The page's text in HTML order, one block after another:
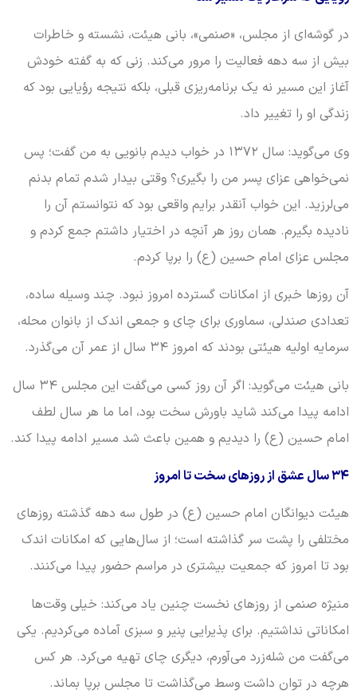
در گوشه‌ای از مجلس، «صنمی»، بانی هیئت، نشسته و خاطرات
بیش از سه دهه فعالیت را مرور می‌کند. زنی که به گفته خودش
آغاز این مسیر نه یک برنامه‌ریزی قبلی، بلکه نتیجه رؤیایی بود که
زندگی او را تغییر داد.
وی می‌گوید: سال ۱۳۷۲ در خواب دیدم بانویی به من گفت؛ پس
نمی‌خواهی عزای پسر من را بگیری؟ وقتی بیدار شدم تمام بدنم
می‌لرزید. این خواب آنقدر برایم واقعی بود که نتوانستم آن را
نادیده بگیرم. همان روز هر آنچه در اختیار داشتم جمع کردم و
مجلس عزای امام حسین (ع) را برپا کردم.
آن روزها خبری از امکانات گسترده امروز نبود. چند وسیله ساده،
تعدادی صندلی، سماوری برای چای و جمعی اندک از بانوان محله،
سرمایه اولیه هیئتی بودند که امروز ۳۴ سال از عمر آن می‌گذرد.
بانی هیئت می‌گوید: اگر آن روز کسی می‌گفت این مجلس ۳۴ سال
ادامه پیدا می‌کند شاید باورش سخت بود، اما ما هر سال لطف
امام حسین (ع) را دیدیم و همین باعث شد مسیر ادامه پیدا کند.
۳۴ سال عشق از روزهای سخت تا امروز
هیئت دیوانگان امام حسین (ع) در طول سه دهه گذشته روزهای
مختلفی را پشت سر گذاشته است؛ از سال‌هایی که امکانات اندک
بود تا امروز که جمعیت بیشتری در مراسم حضور پیدا می‌کنند.
منیژه صنمی از روزهای نخست چنین یاد می‌کند: خیلی وقت‌ها
امکاناتی نداشتیم. برای پذیرایی پنیر و سبزی آماده می‌کردیم. یکی
می‌گفت من شله‌زرد می‌آورم، دیگری چای تهیه می‌کرد. هر کس
هرچه در توان داشت وسط می‌گذاشت تا مجلس برپا بماند.